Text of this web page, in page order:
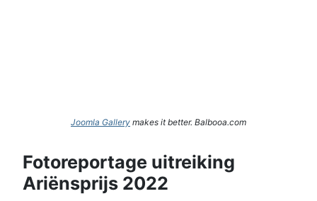
Joomla Gallery makes it better. Balbooa.com
Fotoreportage uitreiking
Ariënsprijs 2022